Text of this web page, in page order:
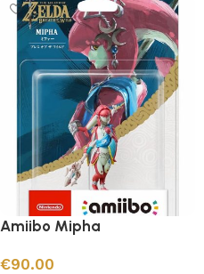
Amiibo Mipha
€90.00